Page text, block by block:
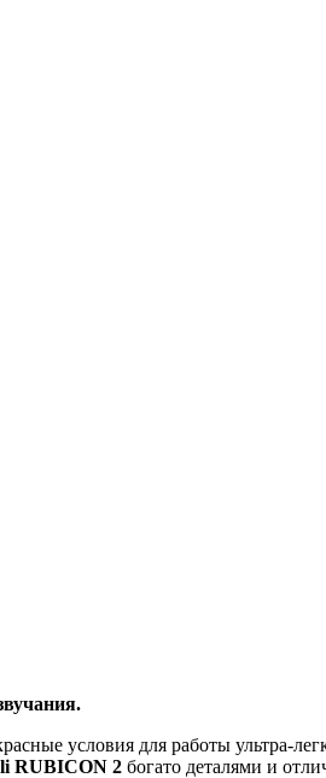
условия для работы ультра-
RUBICON 2 богато деталями и